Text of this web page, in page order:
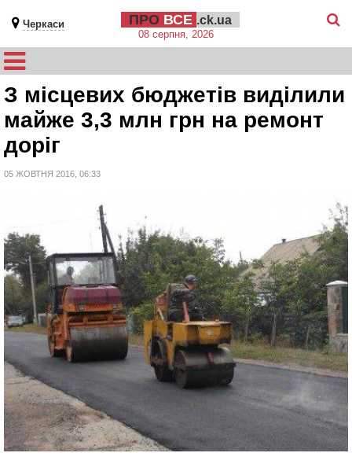
Черкаси ПРО ВСЕ .ck.ua
08 серпня, 2026
З місцевих бюджетів виділили
майже 3,3 млн грн на ремонт
доріг
05 ЖОВТНЯ 2016, 06:33